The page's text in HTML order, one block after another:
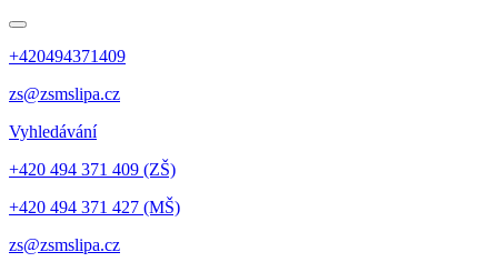
+420494371409
zs@zsmslipa.cz
Vyhledávání
+420 494 371 409 (ZŠ)
+420 494 371 427 (MŠ)
zs@zsmslipa.cz